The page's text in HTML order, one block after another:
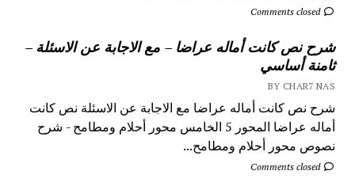
Comments closed
شرح نص كانت أماله عراضا – مع الاجابة عن الاسئلة –
ثامنة أساسي
BY CHAR7 NAS
شرح نص كانت أماله عراضا مع الاجابة عن الاسئلة نص كانت
أماله عراضا المحور 5 الخامس محور أحلام ومطامح - شرح
نصوص محور أحلام ومطامح...
Comments closed